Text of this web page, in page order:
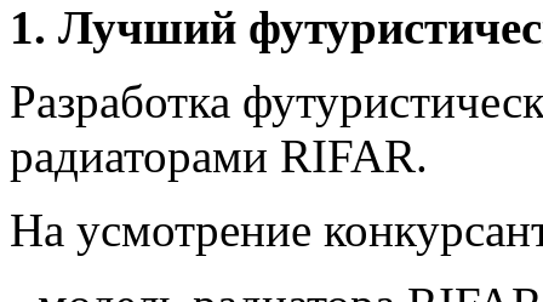
1. Лучший
Разработка
радиаторами RIFAR.
На усмотрение